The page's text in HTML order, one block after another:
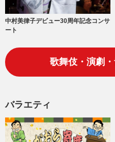
中村美律子デビュー30周年記念コンサ
ート
歌舞伎・演劇
バラエティ